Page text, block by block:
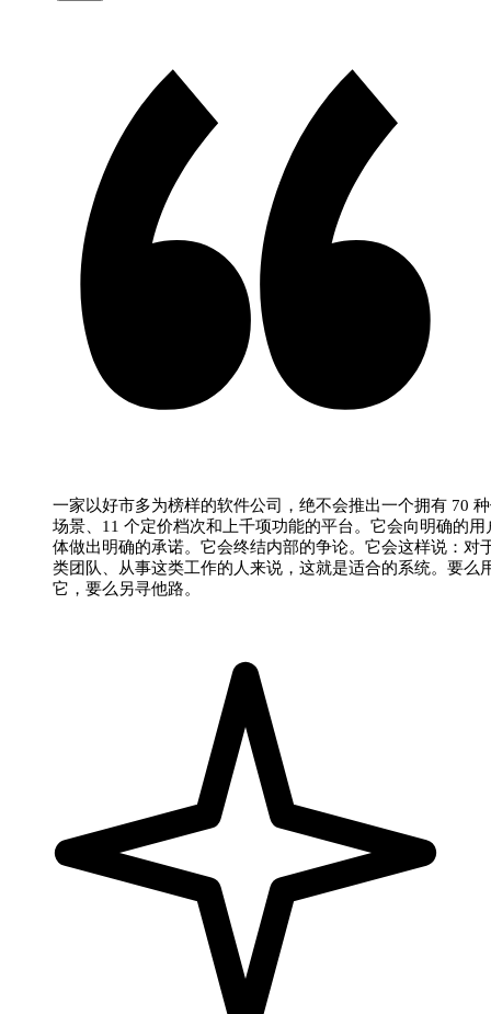
一家以好市多为榜样的软件公司，绝不会推出一个拥有 70
场景、11 个定价档次和上千项功能的平台。它会向明确的用
体做出明确的承诺。它会终结内部的争论。它会这样说：对
类团队、从事这类工作的人来说，这就是适合的系统。要么
它，要么另寻他路。